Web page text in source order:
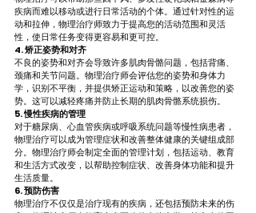
疾病而难以移动或进行日常活动的个体。通过针对性的运
动和拉伸，物理治疗师致力于提高您的活动范围和灵活
性，使日常任务变得更容易和更可控。
4. 矫正姿势和对齐
不良的姿势和对齐会导致许多肌肉骨骼问题，包括背痛、
颈痛和关节问题。物理治疗师会评估您的姿势和身体力
学，识别不平衡，并提供矫正运动和策略，以改善您的姿
势。这可以减轻疼痛并防止长期的肌肉骨骼系统损伤。
5. 慢性疾病的管理
对于糖尿病、心血管疾病或呼吸系统问题等慢性病患者，
物理治疗可以成为管理症状和改善整体健康的关键组成部
分。物理治疗师会制定全面的管理计划，包括运动、教育
和生活方式改变，以帮助控制症状、改善身体功能和提升
生活质量。
6. 预防伤害
物理治疗不仅仅是治疗现有的疾病，还包括预防未来的伤